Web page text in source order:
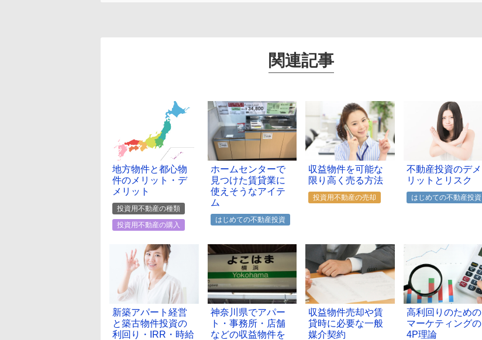
関連記事
地方物件と都心物
件のメリット・デ
メリット
投資用不動産の種類
投資用不動産の購入
ホームセンターで
見つけた賃貸業に
使えそうなアイテ
ム
はじめての不動産投資
収益物件を可能な
限り高く売る方法
投資用不動産の売却
不動産投資のデメ
リットとリスク
はじめての不動産投資
新築アパート経営
と築古物件投資の
利回り・IRR・時給
神奈川県でアパー
ト・事務所・店舗
などの収益物件を
収益物件売却や賃
貸時に必要な一般
媒介契約
高利回りのための
マーケティングの
4P理論